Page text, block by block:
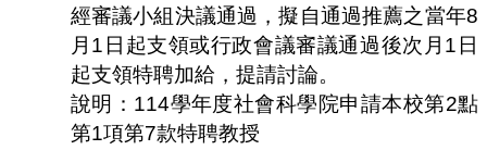
經審議小組決議通過，擬自通過推薦之當年8
月 1 日起支領或行政會議審議通過後次月 1 日
起支領特聘加給，提請討論。
說明： 114學年度社會科學院申請本校第2點
第1項第7款特聘教授